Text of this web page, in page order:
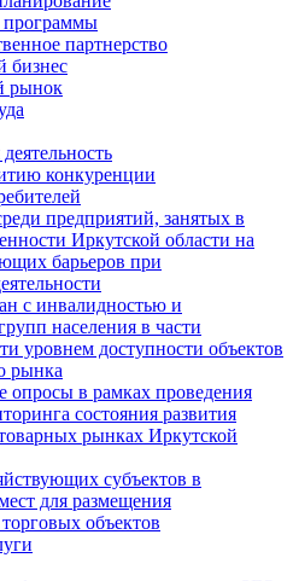
партнерство
бизнес
рынок
конкуренции
предприятий, занятых в
Иркутской области на
барьеров при
с инвалидностью и
населения в части
уровнем доступности объектов
рынка
опросы в рамках проведения
состояния развития
рынках Иркутской
субъектов в
для размещения
объектов